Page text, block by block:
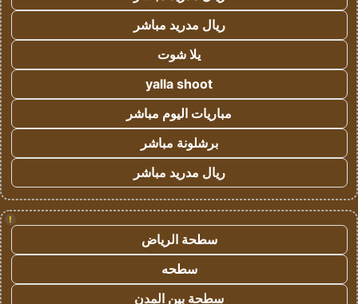
ريال مدريد مباشر
يلا شوت
yalla shoot
مباريات اليوم مباشر
برشلونة مباشر
ريال مدريد مباشر
!
سطحة الرياض
سطحه
سطحة بين المدن